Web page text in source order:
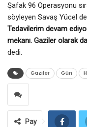
Şafak 96 Operasyonu
söyleyen Savaş Yücel de
Tedavilerim devam
mekanı. Gaziler olarak
dedi.
Gaziler Gün
Pay